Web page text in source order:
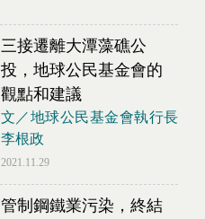
三接遷離大潭藻礁公
投，地球公民基金會的
觀點和建議
文／地球公民基金會執行長
李根政
2021.11.29
管制鋼鐵業污染，終結